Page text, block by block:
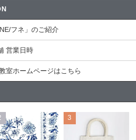
フネ」のご紹介
営業日時
室ホームページはこちら
3